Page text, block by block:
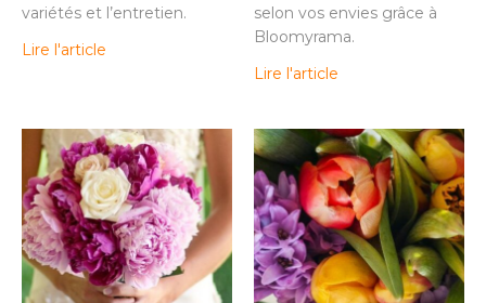
variétés et l’entretien.
Lire l'article
selon vos envies grâce à
Bloomyrama.
Lire l'article